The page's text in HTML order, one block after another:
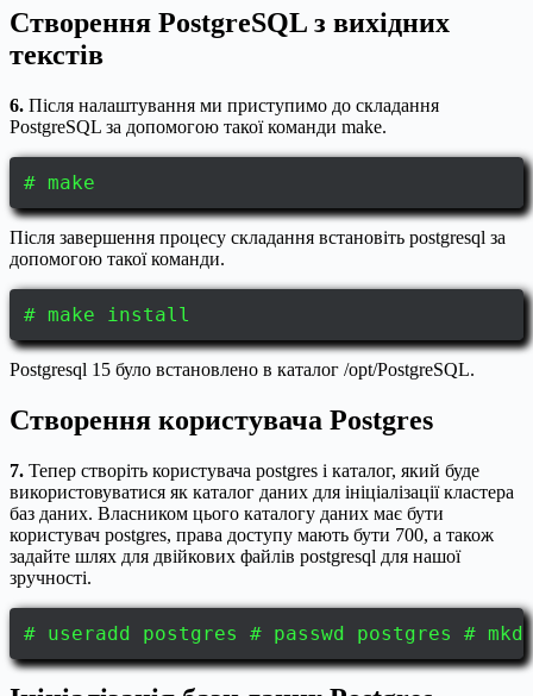
Створення PostgreSQL з вихідних
текстів
6. Після налаштування ми приступимо до складання
PostgreSQL за допомогою такої команди make.
# make
Після завершення процесу складання встановіть postgresql за
допомогою такої команди.
# make install
Postgresql 15 було встановлено в каталог /opt/PostgreSQL.
Створення користувача Postgres
7. Тепер створіть користувача postgres і каталог, який буде
використовуватися як каталог даних для ініціалізації кластера
баз даних. Власником цього каталогу даних має бути
користувач postgres, права доступу мають бути 700, а також
задайте шлях для двійкових файлів postgresql для нашої
зручності.
# useradd postgres # passwd postgres #